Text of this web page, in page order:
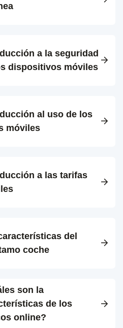
a la seguridad
dispositivos móviles
al uso de los
móviles
a las tarifas
del
coche
son la
de los
online?